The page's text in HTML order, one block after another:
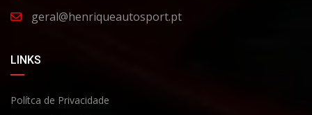
geral@henriqueautosport.pt
LINKS
Polítca de Privacidade